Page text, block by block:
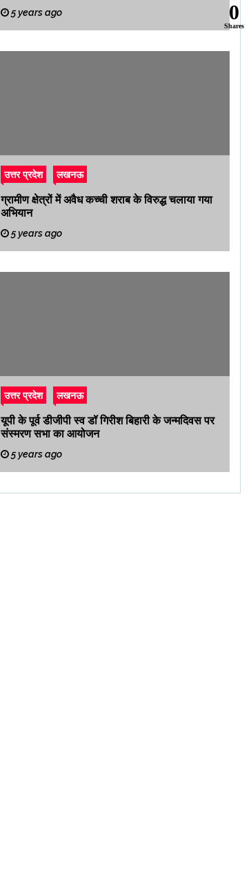
5 years ago
उत्तर प्रदेश लखनऊ
ग्रामीण क्षेत्रों में अवैध कच्ची शराब के विरुद्ध चलाया गया
अभियान
5 years ago
उत्तर प्रदेश लखनऊ
यूपी के पूर्व डीजीपी स्व डॉ गिरीश बिहारी के जन्मदिवस पर
संस्मरण सभा का आयोजन
5 years ago
0
Shares